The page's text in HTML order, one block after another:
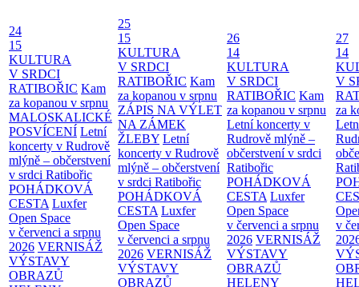
24
15
KULTURA
V SRDCI
RATIBOŘIC Kam
za kopanou v srpnu
MALOSKALICKÉ
POSVÍCENÍ Letní
koncerty v Rudrově
mlýně – občerstvení
v srdci Ratibořic
POHÁDKOVÁ
CESTA Luxfer
Open Space
v červenci a srpnu
2026 VERNISÁŽ
VÝSTAVY
OBRAZŮ
25
15
KULTURA
V SRDCI
RATIBOŘIC Kam
za kopanou v srpnu
ZÁPIS NA VÝLET
NA ZÁMEK
ŽLEBY Letní
koncerty v Rudrově
mlýně – občerstvení
v srdci Ratibořic
POHÁDKOVÁ
CESTA Luxfer
Open Space
v červenci a srpnu
2026 VERNISÁŽ
VÝSTAVY
OBRAZŮ
26
14
KULTURA
V SRDCI
RATIBOŘIC Kam
za kopanou v srpnu
Letní koncerty v
Rudrově mlýně –
občerstvení v srdci
Ratibořic
POHÁDKOVÁ
CESTA Luxfer
Open Space
v červenci a srpnu
2026 VERNISÁŽ
VÝSTAVY
OBRAZŮ
HELENY
27
14
V
za
v